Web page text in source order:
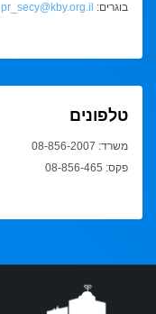
בוגרים: pr_secy@kby.org.il
טלפונים
משרד: 08-856-2007
פקס: 08-856-465